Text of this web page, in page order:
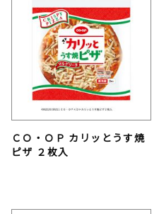
ＣＯ・ＯＰ カリッとうす焼
ピザ ２枚入